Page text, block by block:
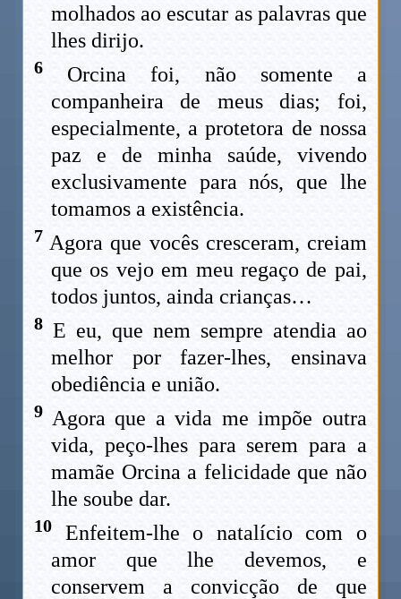
molhados ao escutar as palavras que
lhes dirijo.
6 Orcina foi, não somente a
companheira de meus dias; foi,
especialmente, a protetora de nossa
paz e de minha saúde, vivendo
exclusivamente para nós, que lhe
tomamos a existência.
7 Agora que vocês cresceram, creiam
que os vejo em meu regaço de pai,
todos juntos, ainda crianças…
8 E eu, que nem sempre atendia ao
melhor por fazer-lhes, ensinava
obediência e união.
9 Agora que a vida me impõe outra
vida, peço-lhes para serem para a
mamãe Orcina a felicidade que não
lhe soube dar.
10 Enfeitem-lhe o natalício com o
amor que lhe devemos, e
conservem a convicção de que